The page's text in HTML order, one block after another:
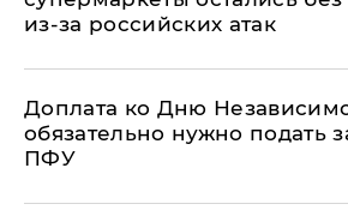
из-за российских атак
Доплата ко Дню
обязательно нужно подать
ПФУ